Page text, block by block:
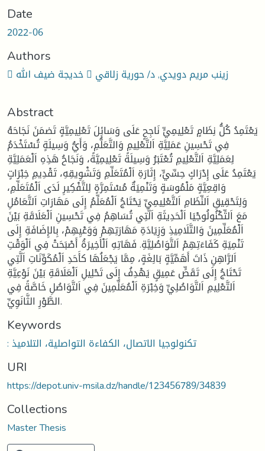
Date
2022-06
Authors
 خديجة ضيف الله  زينب مريم دويدي, د/ حورية زلاقي
Abstract
يَعْتَمِدُ كُلُّ نِظَامٍ تَعْلِيمِيٍّ نَاجِحٍ عَلَى وَسَائِلَ تَعْلِيمِيَّةٍ تَضمَنَ نَجَاحَهُ
فِي تَحْسِينِ عَمَلِيَّةِ اَلتَّعْلِيمِ وَالتَّعَلُّمِ، وَأَيُّ وَسِيلَةٍ تُسْتَخْدَمُ
لِعَمَلِيَّةِ اَلتَّعْلِيمِ تُعْتَبَرُ وَسِيلَةً تَعْلِيمِيَّةً، وَنَجَاحُ هَذِهِ اَلْعَمَلِيَّةِ
يَعْتَمِدُ عَلَى إِدْرَاكٍ حِسِّيٍّ، إِثَارَةِ اَلْمُتَعَلِّمِ وَتَشْوِيقِهِ، تَقْدِيمِ خِبْرَاتٍ
وَاقِعِيَّةٍ مَلْمُوسَةٍ وَتَنْمِيَةٌ مُسْتَمِرَّةٍ لِلتَّفْكِيرِ لَدَى اَلْمُتَعَلِّمِ،
وَلِتَحْقِيقِ اَلنِّظَامِ اَلتَّعْلِيمِيِّ يَحْتَاجُ اَلْمُعَلِّمُ إِلَى مَهَارَاتِ اَلتَّعَامُلِ
مَعَ اَلتِّكْنُولُوجْيَا اَلْحَدِيثَةِ اَلَّتِي تُسَاهِمُ فِي تَحْسِينِ اَلْعَلَاقَةِ بَيْنَ
اَلْمُعَلِّمِينَ وَالتَّلَامِيذِ وَزِيَادَةِ مَهَارَتِهِمْ وَوَعْيِهِمْ، بِالإِضَافَةِ إِلَى
تَنْمِيَةِ كَفَاءَتِهِمْ اَلتَّوَاصُلِيَّةِ. فَهَاتِهِ اَلْأَخِيرَةُ أَصْبَحَتْ فِي اَلْوَقْتِ
اَلرَّاهِنِ ذَاتَ أَهَمِّيَّةٍ بَالِغَةٍ، مِمَّا يَجْعَلُهَا كأَحَدِ اَلْمُكَوِّنَاتِ اَلَّتِي
تَحْتَاجُ إِلَى تَقَصٍّ عَمِيقٍ يَهْدِفُ إِلَى تَحْلِيلِ اَلْعَلَاقَةِ بَيْنَ نَوْعِيَّةِ
اَلتَّعْلِيمِ اَلتَّوَاصُلِيِّ وَخِبْرَةِ اَلْمُعَلِّمِينَ فِي اَلتَّوَاصُلِ خَاصَّةً فِي
الطَّوْرِ الثَّانَوِيِّ.
Keywords
: تكنولوجيا الاتصال، الكفاءة التواصلية، التلاميذ
URI
https://depot.univ-msila.dz/handle/123456789/34839
Collections
Master Thesis